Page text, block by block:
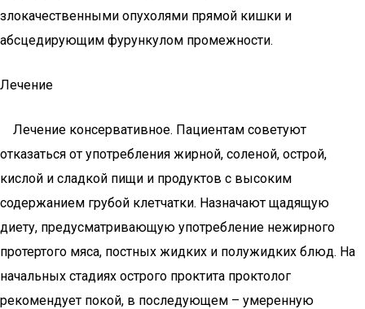
злокачественными опухолями прямой кишки и
абсцедирующим фурункулом промежности.
Лечение
Лечение консервативное. Пациентам советуют
отказаться от употребления жирной, соленой, острой,
кислой и сладкой пищи и продуктов с высоким
содержанием грубой клетчатки. Назначают щадящую
диету, предусматривающую употребление нежирного
протертого мяса, постных жидких и полужидких блюд. На
начальных стадиях острого проктита проктолог
рекомендует покой, в последующем – умеренную